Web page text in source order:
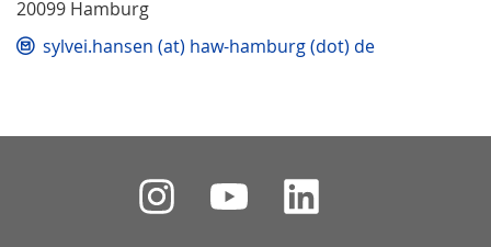
20099 Hamburg
sylvei.hansen (at) haw-hamburg (dot) de